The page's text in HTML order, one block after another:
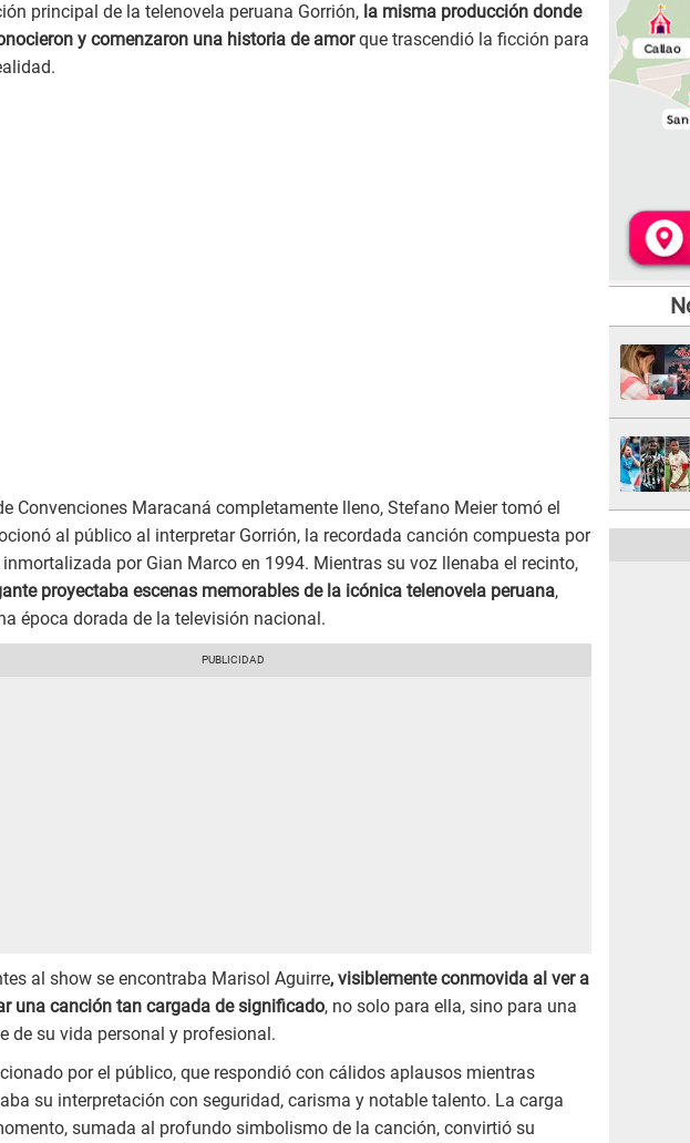
principal de la telenovela peruana Gorrión, la misma producción donde
y comenzaron una historia de amorque trascendió la ficción para
Convenciones Maracaná completamente lleno, Stefano Meier tomó el
al público al interpretar Gorrión, la recordada canción compuesta por
por Gian Marco en 1994. Mientras su voz llenaba el recinto,
proyectaba escenas memorables de la icónica telenovela peruana,
época dorada de la televisión nacional.
al show se encontraba Marisol Aguirre, visiblemente conmovida al ver a
una canción tan cargada de significado, no solo para ella, sino para una
de su vida personal y profesional.
por el público, que respondió con cálidos aplausos mientras
su interpretación con seguridad, carisma y notable talento. La carga
sumada al profundo simbolismo de la canción, convirtió su